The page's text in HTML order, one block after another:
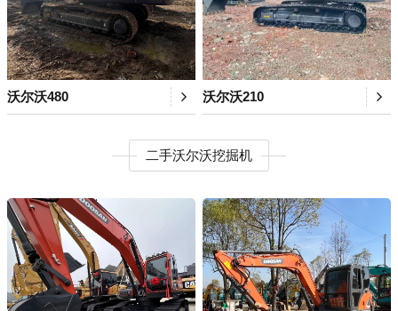
沃尔沃480 沃尔沃210
二手沃尔沃挖掘机